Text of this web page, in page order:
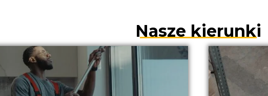
Nasze kierunki